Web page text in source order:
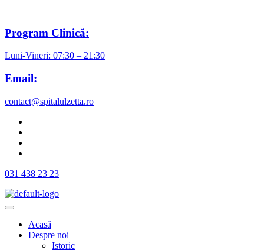
Program Clinică:
Luni-Vineri: 07:30 – 21:30
Email:
contact@spitalulzetta.ro
031 438 23 23
Acasă
Despre noi
Istoric